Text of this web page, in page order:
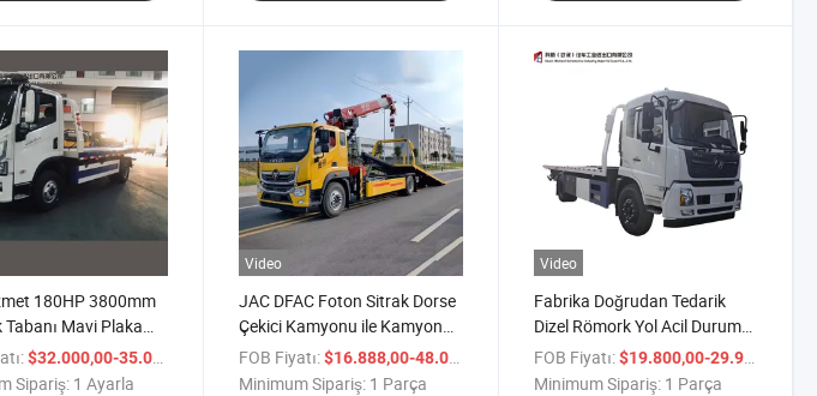
180HP 3800mm
Tabanı Mavi Plaka
Kamyonu (SAIC
$32.000,00-35.000,00
/ Ayarla
Sipariş: 1 Ayarla
Video
JAC DFAC Foton Sitrak Dorse
Çekici Kamyonu ile Kamyon
Monteli Vinç 4X2 4X4 Sürüş 6-
10 Ton Yük Kapasitesi, Dizel
FOB Fiyatı: $16.888,00-48.000,00
/ Parça
Minimum Sipariş: 1 Parça
Video
Fabrika Doğrudan Tedarik
Dizel Römork Yol Acil Durum
Kurtarma Ağır Römork Çekici
Kamyon
FOB Fiyatı: $19.800,00-29.900,00
Minimum Sipariş: 1 Parça